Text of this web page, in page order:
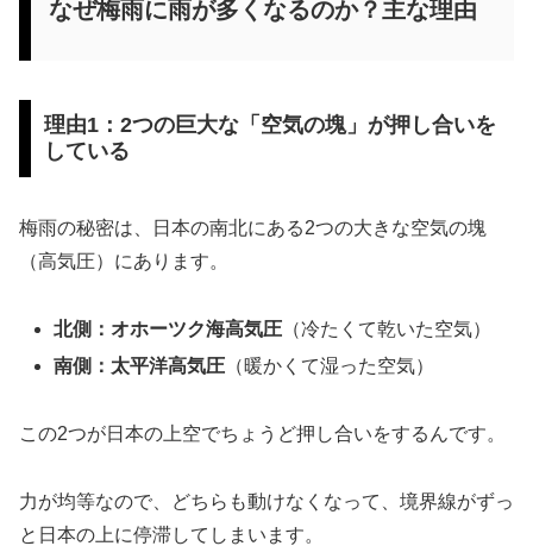
なぜ梅雨に雨が多くなるのか？主な理由
理由1：2つの巨大な「空気の塊」が押し合いを
している
梅雨の秘密は、日本の南北にある2つの大きな空気の塊
（高気圧）にあります。
北側：オホーツク海高気圧 （冷たくて乾いた空気）
南側：太平洋高気圧 （暖かくて湿った空気）
この2つが日本の上空でちょうど押し合いをするんです。
力が均等なので、どちらも動けなくなって、境界線がずっ
と日本の上に停滞してしまいます。